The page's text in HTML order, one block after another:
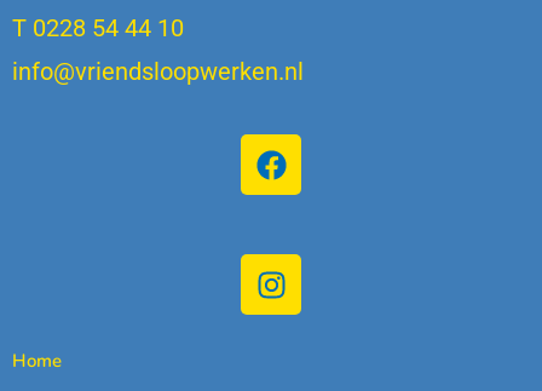
T 0228 54 44 10
info@vriendsloopwerken.nl
Home